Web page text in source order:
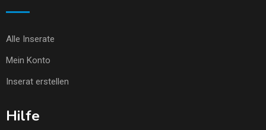
Alle Inserate
Mein Konto
Inserat erstellen
Hilfe